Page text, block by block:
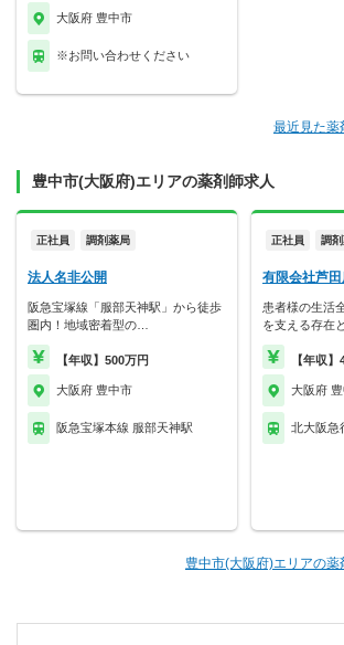
大阪府 豊中市
※お問い合わせください
最近見た薬
豊中市(大阪府)エリアの薬剤師求人
正社員 調剤薬局
法人名非公開
阪急宝塚線「服部天神駅」から徒歩
圏内！地域密着型の…
【年収】500万円
大阪府 豊中市
阪急宝塚本線 服部天神駅
正社員 調
有限会社芦
患者様の生活
を支える存在
【年収
大阪府
北大阪急
豊中市(大阪府)エリアの